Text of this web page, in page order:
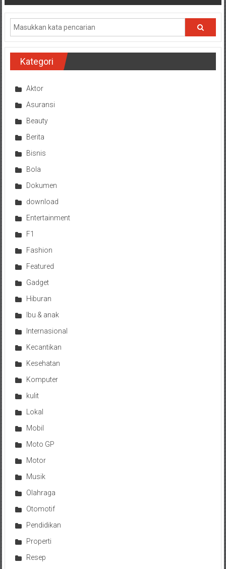
Kategori
Aktor
Asuransi
Beauty
Berita
Bisnis
Bola
Dokumen
download
Entertainment
F1
Fashion
Featured
Gadget
Hiburan
Ibu & anak
Internasional
Kecantikan
Kesehatan
Komputer
kulit
Lokal
Mobil
Moto GP
Motor
Musik
Olahraga
Otomotif
Pendidikan
Properti
Resep